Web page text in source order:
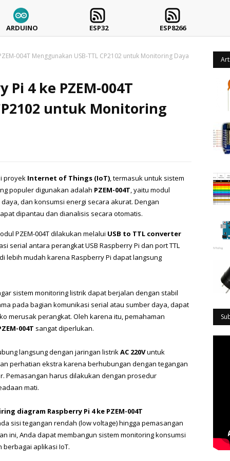
ARDUINO ESP32 ESP8266
004T Menggunakan USB-TTL CP2102 untuk Monitoring Daya
4 ke PZEM-004T
untuk Monitoring
proyek Internet of Things (IoT), termasuk untuk sistem
populer digunakan adalah PZEM-004T, yaitu modul
dan konsumsi energi secara akurat. Dengan
dipantau dan dianalisis secara otomatis.
PZEM-004T dilakukan melalui USB to TTL converter
serial antara perangkat USB Raspberry Pi dan port TTL
lebih mudah karena Raspberry Pi dapat langsung
sistem monitoring listrik dapat berjalan dengan stabil
pada bagian komunikasi serial atau sumber daya, dapat
merusak perangkat. Oleh karena itu, pemahaman
004T sangat diperlukan.
langsung dengan jaringan listrik AC 220V untuk
perhatian ekstra karena berhubungan dengan tegangan
Pemasangan harus dilakukan dengan prosedur
mati.
diagram Raspberry Pi 4 ke PZEM-004T
sisi tegangan rendah (low voltage) hingga pemasangan
ini, Anda dapat membangun sistem monitoring konsumsi
aplikasi IoT.